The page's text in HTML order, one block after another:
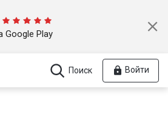
Google Play
Поиск Войти